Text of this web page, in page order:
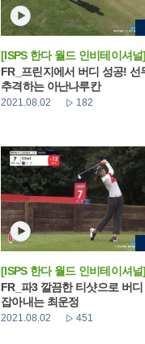
[ISPS 한다 월드 인비테이셔
FR_프린지에서 버디 성공! 선
추격하는 아난나루칸
2021.08.02 182
[ISPS 한다 월드 인비테이셔
FR_파3 깔끔한 티샷으로 버디
잡아내는 최운정
2021.08.02 451